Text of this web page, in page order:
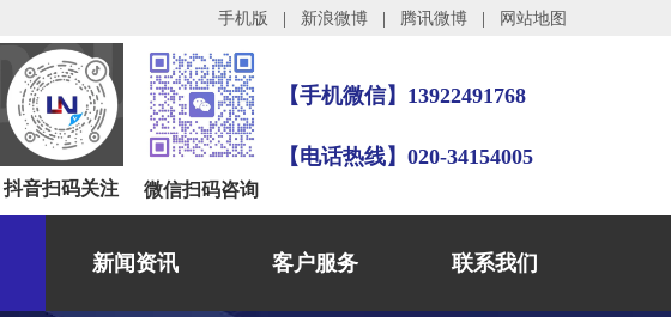
手机版 新浪微博 腾讯微博 网站地图
【电话热线】020-34154005
抖音扫码关注 微信扫码咨询
【手机微信】 13922491768
新闻资讯 客户服务 联系我们